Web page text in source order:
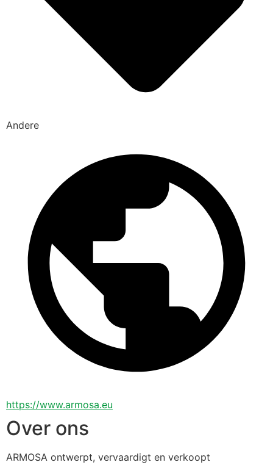
Andere
https://www.armosa.eu
Over ons
ARMOSA ontwerpt, vervaardigt en verkoopt